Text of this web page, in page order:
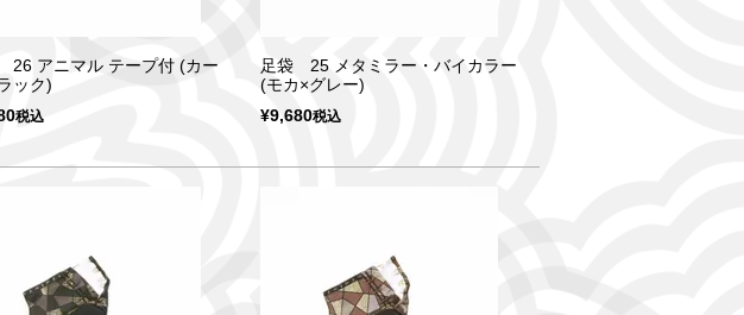
26 アニマル テープ付 (カー
ック)
税込
足袋 25 メタミラー・バイカラー
(モカ×グレー)
¥9,680税込